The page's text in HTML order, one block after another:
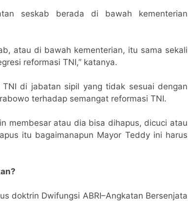
seskab berada di bawah kementerian
atau di bawah kementerian, itu sama sekali
reformasi TNI,” katanya.
di jabatan sipil yang tidak sesuai dengan
terhadap semangat reformasi TNI.
membesar atau dia bisa dihapus, dicuci atau
itu bagaimanapun Mayor Teddy ini harus
doktrin Dwifungsi ABRI–Angkatan Bersenjata